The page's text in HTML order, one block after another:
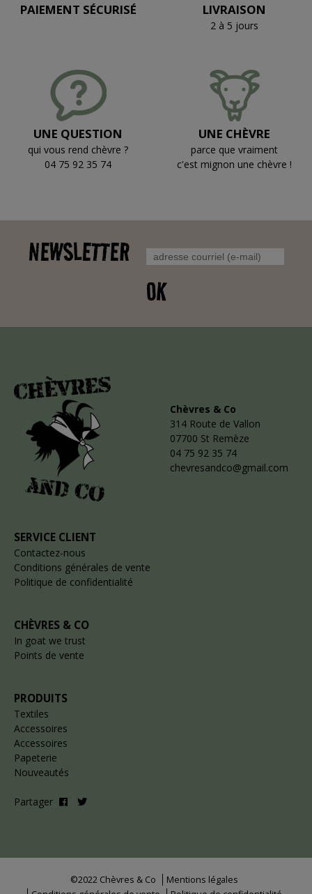
PAIEMENT SÉCURISÉ LIVRAISON
2 à 5 jours
UNE QUESTION
qui vous rend chèvre ?
04 75 92 35 74
UNE CHÈVRE
parce que vraiment
c'est mignon une chèvre !
NEWSLETTER
OK
Chèvres & Co
314 Route de Vallon
07700 St Remèze
04 75 92 35 74
chevresandco@gmail.com
SERVICE CLIENT
Contactez-nous
Conditions générales de vente
Politique de confidentialité
CHÈVRES & CO
In goat we trust
Points de vente
PRODUITS
Textiles
Accessoires
Accessoires
Papeterie
Nouveautés
Partager
©2022 Chèvres & Co
Mentions légales